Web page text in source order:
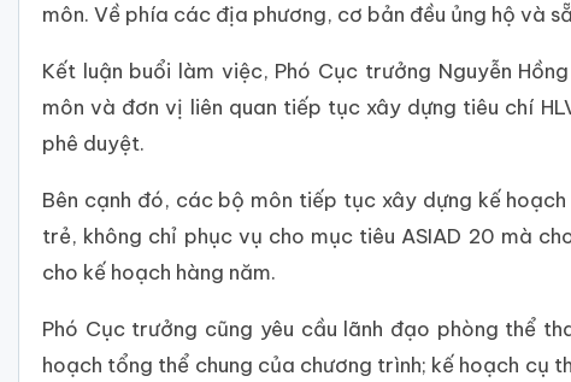
môn. Về phía các địa phương, cơ bản đều ủng hộ và
Kết luận buổi làm việc, Phó Cục trưởng Nguyễn
môn và đơn vị liên quan tiếp tục xây dựng tiêu chí
phê duyệt.
Bên cạnh đó, các bộ môn tiếp tục xây dựng kế
trẻ, không chỉ phục vụ cho mục tiêu ASIAD 20 mà
cho kế hoạch hàng năm.
Phó Cục trưởng cũng yêu cầu lãnh đạo phòng thể
hoạch tổng thể chung của chương trình; kế hoạch cụ